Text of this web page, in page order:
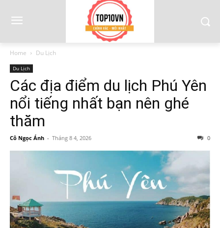
Home Du Lịch
Du Lịch
Các địa điểm du lịch Phú Yên
nổi tiếng nhất bạn nên ghé
thăm
Cô Ngọc Ánh - Tháng 8 4, 2026 0